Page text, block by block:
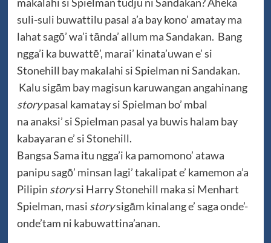
suli-suli buwattilu pasal a’a bay kono’ amatay ma
lahat sagō’ wa’i tānda’ allum ma Sandakan. Bang
ngga’i ka buwattē’, marai’ kinata’uwan e’ si
Stonehill bay makalahi si Spielman ni Sandakan.
Kalu sigām bay magisun karuwangan angahinang
storypasal kamatay si Spielman bo’ mbal
na anaksi’ si Spielman pasal ya buwis halam bay
kabayaran e’ si Stonehill.
Bangsa Sama itu ngga’i ka pamomono’ atawa
panipu sagō’ minsan lagi’ takalipat e’ kamemon a’a
Pilipin storysi Harry Stonehill maka si Menhart
Spielman, masi storysigām kinalang e’ saga onde’-
onde’tam ni kabuwattina’anan.